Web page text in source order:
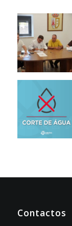
Contactos